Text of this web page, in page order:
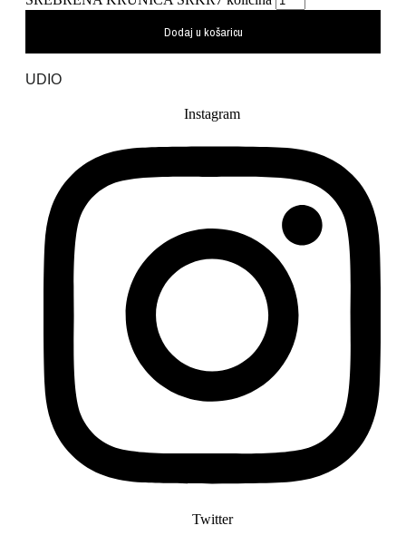
Dodaj u košaricu
UDIO
Instagram
Twitter